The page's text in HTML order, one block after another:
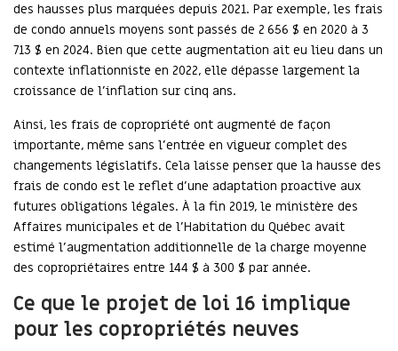
des hausses plus marquées depuis 2021. Par exemple, les frais
de condo annuels moyens sont passés de 2 656 $ en 2020 à 3
713 $ en 2024. Bien que cette augmentation ait eu lieu dans un
contexte inflationniste en 2022, elle dépasse largement la
croissance de l’inflation sur cinq ans.
Ainsi, les frais de copropriété ont augmenté de façon
importante, même sans l’entrée en vigueur complet des
changements législatifs. Cela laisse penser que la hausse des
frais de condo est le reflet d’une adaptation proactive aux
futures obligations légales. À la fin 2019, le ministère des
Affaires municipales et de l’Habitation du Québec avait
estimé l’augmentation additionnelle de la charge moyenne
des copropriétaires entre 144 $ à 300 $ par année.
Ce que le projet de loi 16 implique
pour les copropriétés neuves